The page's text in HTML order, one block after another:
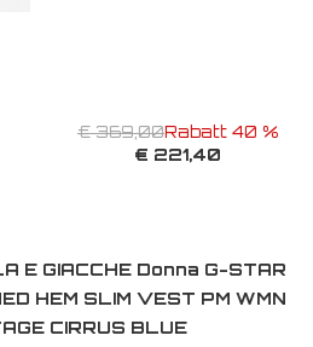
€ 369,00Rabatt 40 %
€ 221,40
E GIACCHE Donna G-STAR
HEM SLIM VEST PM WMN
CIRRUS BLUE